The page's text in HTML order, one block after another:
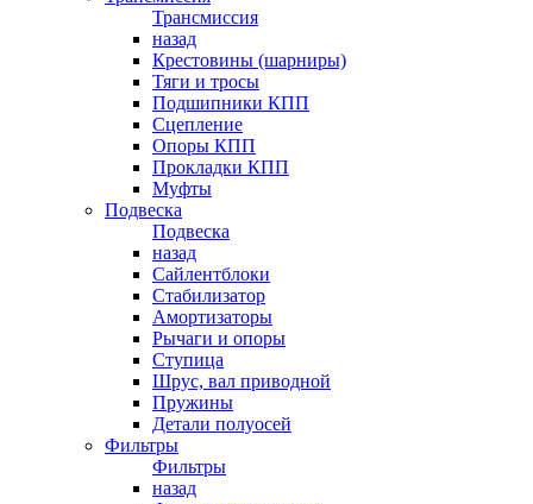
Трансмиссия
назад
Крестовины (шарниры)
Тяги и тросы
Подшипники КПП
Сцепление
Опоры КПП
Прокладки КПП
Муфты
Подвеска
Подвеска
назад
Сайлентблоки
Стабилизатор
Амортизаторы
Рычаги и опоры
Ступица
Шрус, вал приводной
Пружины
Детали полуосей
Фильтры
Фильтры
назад